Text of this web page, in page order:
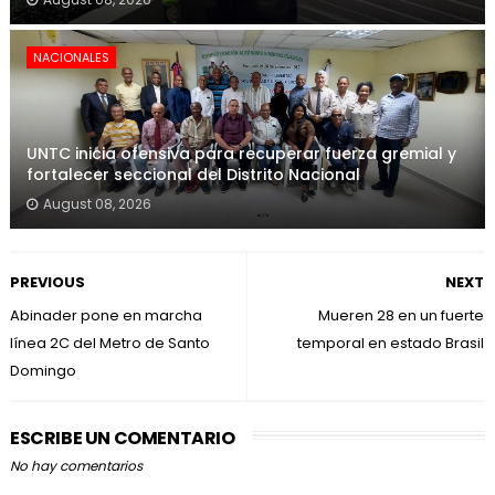
NACIONALES
UNTC inicia ofensiva para recuperar fuerza gremial y
fortalecer seccional del Distrito Nacional
August 08, 2026
NEXT
Mueren 28 en un fuerte
temporal en estado Brasil
PREVIOUS
Abinader pone en marcha
línea 2C del Metro de Santo
Domingo
ESCRIBE UN COMENTARIO
No hay comentarios